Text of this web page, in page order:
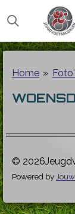
Ga
direct
naar
hoofdinhoud
Home »
©
Powered by